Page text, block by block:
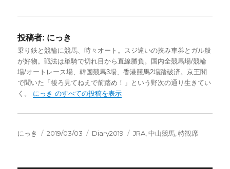
投稿者: にっき
乗り鉄と競輪に競馬、時々オート。スジ違いの挟み車券とガル般
が好物。戦法は単騎で切れ目から直線勝負。国内全競馬場/競輪
場/オートレース場、韓国競馬3場、香港競馬2場踏破済。京王閣
で聞いた「後ろ見てねえで前踏め！」という野次の通り生きてい
く。 にっき のすべての投稿を表示
投
にっき
投
2019/03/03
カ
Diary2019
タ
JRA ,中山競馬 ,特観席